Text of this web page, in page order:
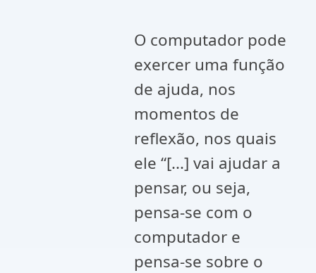
O computador pode
exercer uma função
de ajuda, nos
momentos de
reflexão, nos quais
ele “[...] vai ajudar a
pensar, ou seja,
pensa-se com o
computador e
pensa-se sobre o